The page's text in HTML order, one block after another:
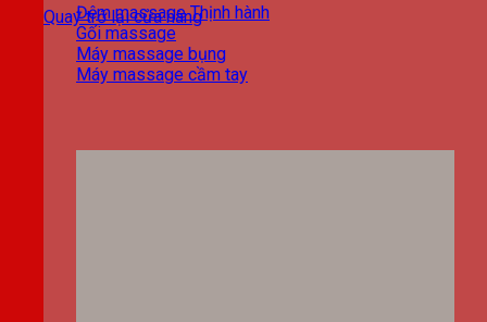
Quay trở lại cửa hàng
Đệm massage
Gối massage
Máy massage bụng
Máy massage cầm tay